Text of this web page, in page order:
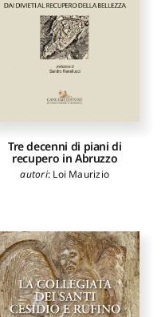
Tre decenni di piani di
recupero in Abruzzo
autori: Loi Maurizio